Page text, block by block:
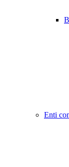
Enti